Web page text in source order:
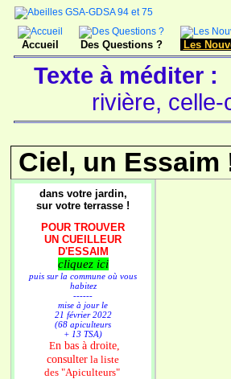
Accueil Des Questions ? Les
Texte à méditer :
rivière,
Ciel, un Essaim
dans votre jardin,
sur votre terrasse !
POUR TROUVER
UN CUEILLEUR
D'ESSAIM
cliquez ici
puis sur la commune où vous
habitez
------
mise à jour le
21 février 2022
(68 apiculteurs
+ 13 TSA)
En bas à droite,
consulter la liste
des "Apiculteurs"